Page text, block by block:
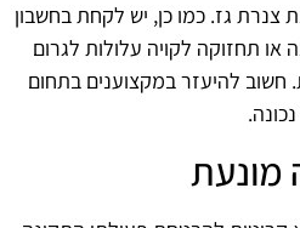
צנרת גז. כמו כן, יש לקחת בחשבון
תחזוקה לקויה עלולות לגרום
חשוב להיעזר במקצוענים בתחום
מונעת